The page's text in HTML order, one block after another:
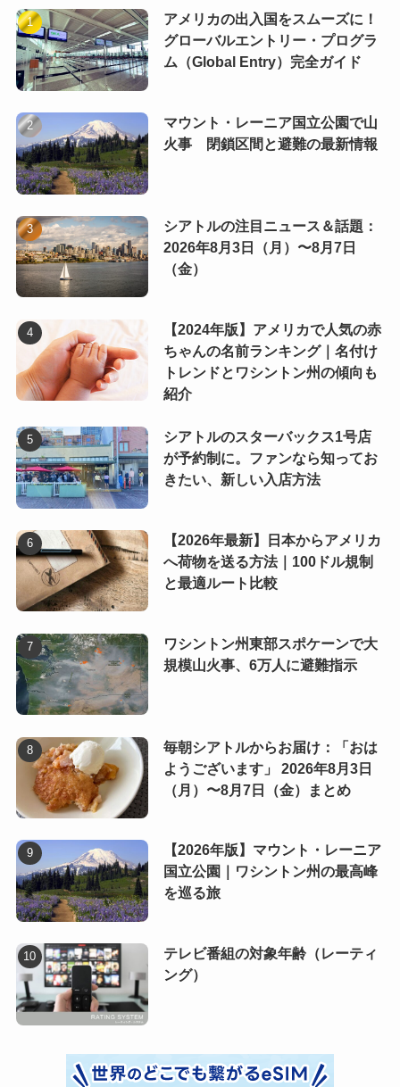
アメリカの出入国をスムーズに！
グローバルエントリー・プログラ
ム（Global Entry）完全ガイド
マウント・レーニア国立公園で山
火事 閉鎖区間と避難の最新情報
シアトルの注目ニュース＆話題：
2026年8月3日（月）〜8月7日
（金）
【2024年版】アメリカで人気の赤
ちゃんの名前ランキング｜名付け
トレンドとワシントン州の傾向も
紹介
シアトルのスターバックス1号店
が予約制に。ファンなら知ってお
きたい、新しい入店方法
【2026年最新】日本からアメリカ
へ荷物を送る方法｜100ドル規制
と最適ルート比較
ワシントン州東部スポケーンで大
規模山火事、6万人に避難指示
毎朝シアトルからお届け：「おは
ようございます」 2026年8月3日
（月）〜8月7日（金）まとめ
【2026年版】マウント・レーニア
国立公園｜ワシントン州の最高峰
を巡る旅
テレビ番組の対象年齢（レーティ
ング）